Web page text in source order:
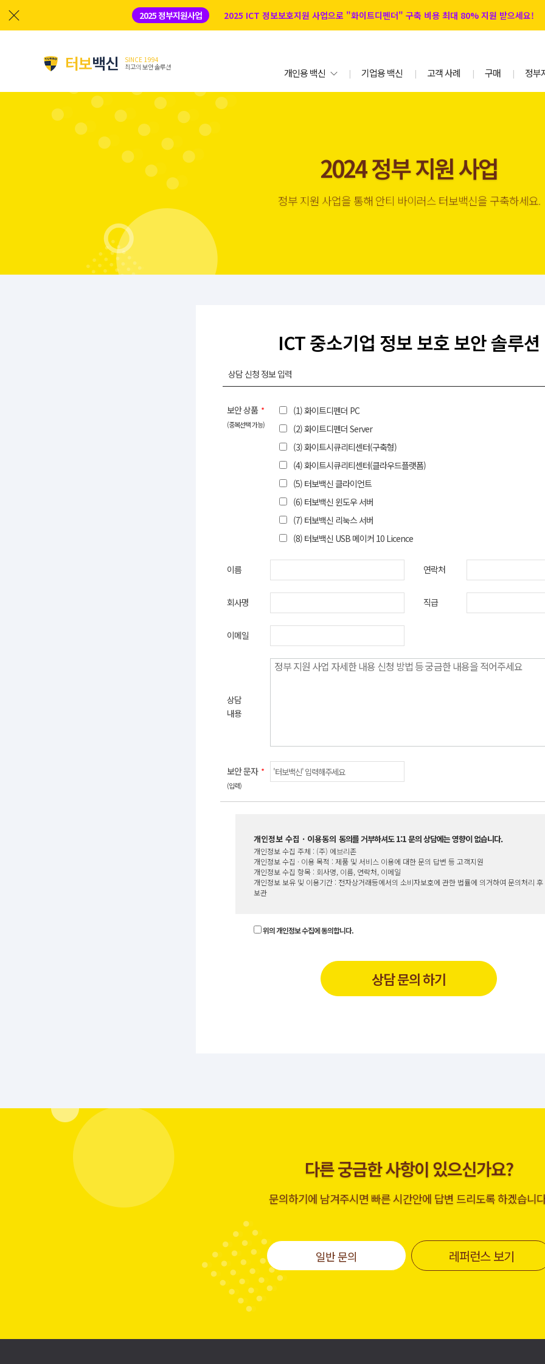
2025 정부지원사업 2025 ICT 정보보호지원 사업으로 "화이트디펜더" 구축 비용 최대 80% 지원 받으세요!
터보백신
SINCE 1994
최고의 보안 솔루션
개인용 백신 | 기업용 백신 | 고객 사례 | 구매 | 정부
2024 정부 지원 사업
정부 지원 사업을 통해 안티 바이러스 터보백신을 구축하세요.
ICT 중소기업 정보 보호 보안 솔루션
상담 신청 정보 입력
보안 상품 *
(중복선택 가능)
(1) 화이트디펜더 PC
(2) 화이트디펜더 Server
(3) 화이트시큐리티센터(구축형)
(4) 화이트시큐리티센터(클라우드플랫폼)
(5) 터보백신 클라이언트
(6) 터보백신 윈도우 서버
(7) 터보백신 리눅스 서버
(8) 터보백신 USB 메이커 10 Licence
이름 연락처
회사명 직급
이메일
상담
내용
보안 문자 *
(입력)
개인정보 수집 · 이용동의 동의를 거부하셔도 1:1 문의 상담에는 영향이 없습니다.
개인정보 수집 주체 : (주) 에브리존
개인정보 수집 · 이용 목적 : 제품 및 서비스 이용에 대한 문의 답변 등 고객지원
개인정보 수집 항목 : 회사명, 이름, 연락처, 이메일
개인정보 보유 및 이용기간 : 전자상거래등에서의 소비자보호에 관한 법률에 의거하여 문의처리
보관
위의 개인정보 수집에 동의합니다.
다른 궁금한 사항이 있으신가요?
문의하기에 남겨주시면 빠른 시간안에 답변 드리도록 하겠습니
일반 문의 레퍼런스 보기